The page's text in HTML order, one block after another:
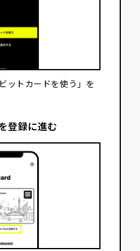
ットカードを使う」を
登録に進む